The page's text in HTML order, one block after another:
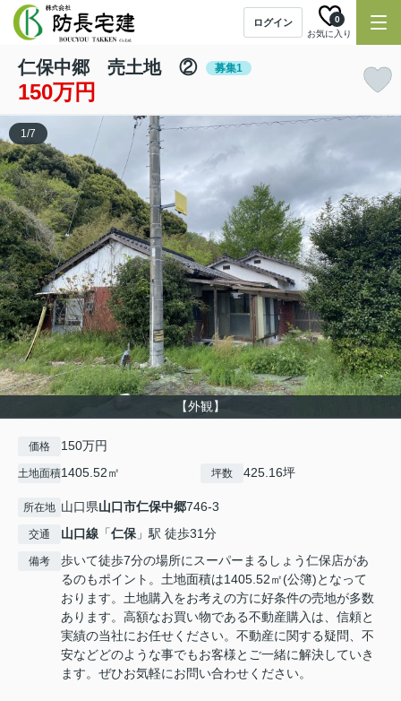
ログイン
お気に入り
0
仁保中郷 売土地 ② 募集1
150万円
【外観】
1/7
価格 150万円
土地面積1405.52㎡ 坪数 425.16坪
所在地 山口県山口市仁保中郷746-3
交通 山口線 「仁保」駅 徒歩31分
備考
歩いて徒歩7分の場所にスーパーまるしょう仁保店があ
るのもポイント。土地面積は1405.52㎡(公簿)となって
おります。土地購入をお考えの方に好条件の売地が多数
あります。高額なお買い物である不動産購入は、信頼と
実績の当社にお任せください。不動産に関する疑問、不
安などどのような事でもお客様とご一緒に解決していき
ます。ぜひお気軽にお問い合わせください。